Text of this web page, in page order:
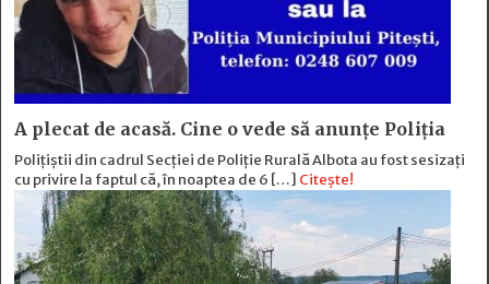
A plecat de acasă. Cine o vede să anunțe Poliția
Polițiștii din cadrul Secției de Poliție Rurală Albota au fost sesizați
cu privire la faptul că, în noaptea de 6 […] Citește!